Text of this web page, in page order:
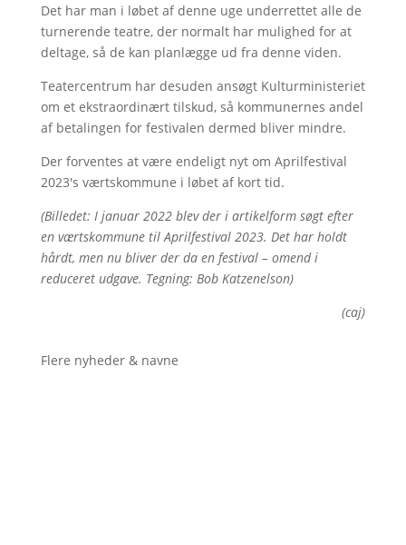
Det har man i løbet af denne uge underrettet alle de
turnerende teatre, der normalt har mulighed for at
deltage, så de kan planlægge ud fra denne viden.
Teatercentrum har desuden ansøgt Kulturministeriet
om et ekstraordinært tilskud, så kommunernes andel
af betalingen for festivalen dermed bliver mindre.
Der forventes at være endeligt nyt om Aprilfestival
2023's værtskommune i løbet af kort tid.
(Billedet: I januar 2022 blev der i artikelform søgt efter
en værtskommune til Aprilfestival 2023. Det har holdt
hårdt, men nu bliver der da en festival – omend i
reduceret udgave. Tegning: Bob Katzenelson)
(caj)
Flere nyheder & navne